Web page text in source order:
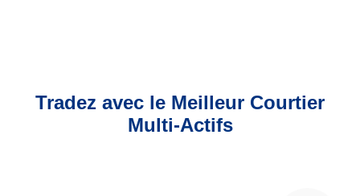
Tradez avec le Meilleur Courtier
Multi-Actifs